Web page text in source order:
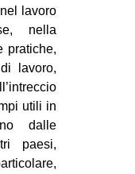
lavoro
nella
pratiche,
lavoro,
utili in
dalle
paesi,